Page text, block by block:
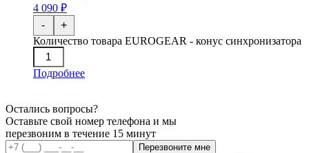
4 090 ₽
-
Количество товара EUROGEAR - конус синхронизатора
+
Подробнее
Остались вопросы?
Оставьте свой номер телефона и мы
перезвоним в течение 15 минут
Перезвоните мне